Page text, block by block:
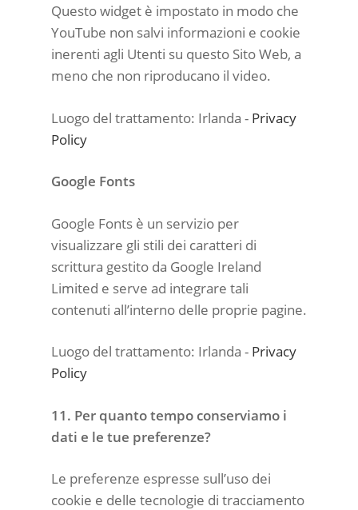
Questo widget è impostato in modo che
YouTube non salvi informazioni e cookie
inerenti agli Utenti su questo Sito Web, a
meno che non riproducano il video.
Luogo del trattamento: Irlanda - Privacy
Policy
Google Fonts
Google Fonts è un servizio per
visualizzare gli stili dei caratteri di
scrittura gestito da Google Ireland
Limited e serve ad integrare tali
contenuti all’interno delle proprie pagine.
Luogo del trattamento: Irlanda - Privacy
Policy
11. Per quanto tempo conserviamo i
dati e le tue preferenze?
Le preferenze espresse sull’uso dei
cookie e delle tecnologie di tracciamento